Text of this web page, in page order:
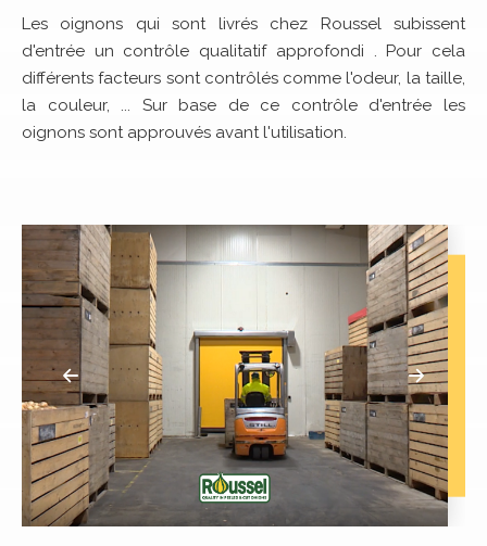
Les oignons qui sont livrés chez Roussel subissent
d'entrée un contrôle qualitatif approfondi . Pour cela
différents facteurs sont contrôlés comme l'odeur, la taille,
la couleur, ... Sur base de ce contrôle d'entrée les
oignons sont approuvés avant l'utilisation.
Suivant